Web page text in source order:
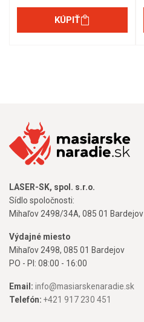
KÚPIŤ
LASER-SK, spol. s.r.o.
Sídlo spoločnosti:
Mihaľov 2498/34A, 085 01 Bardejov
Výdajné miesto
Mihaľov 2498, 085 01 Bardejov
PO - PI: 08:00 - 16:00
Email: info@masiarskenaradie.sk
Telefón: +421 917 230 451